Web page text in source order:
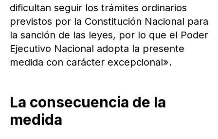
dificultan seguir los trámites ordinarios
previstos por la Constitución Nacional para
la sanción de las leyes, por lo que el Poder
Ejecutivo Nacional adopta la presente
medida con carácter excepcional».
La consecuencia de la
medida